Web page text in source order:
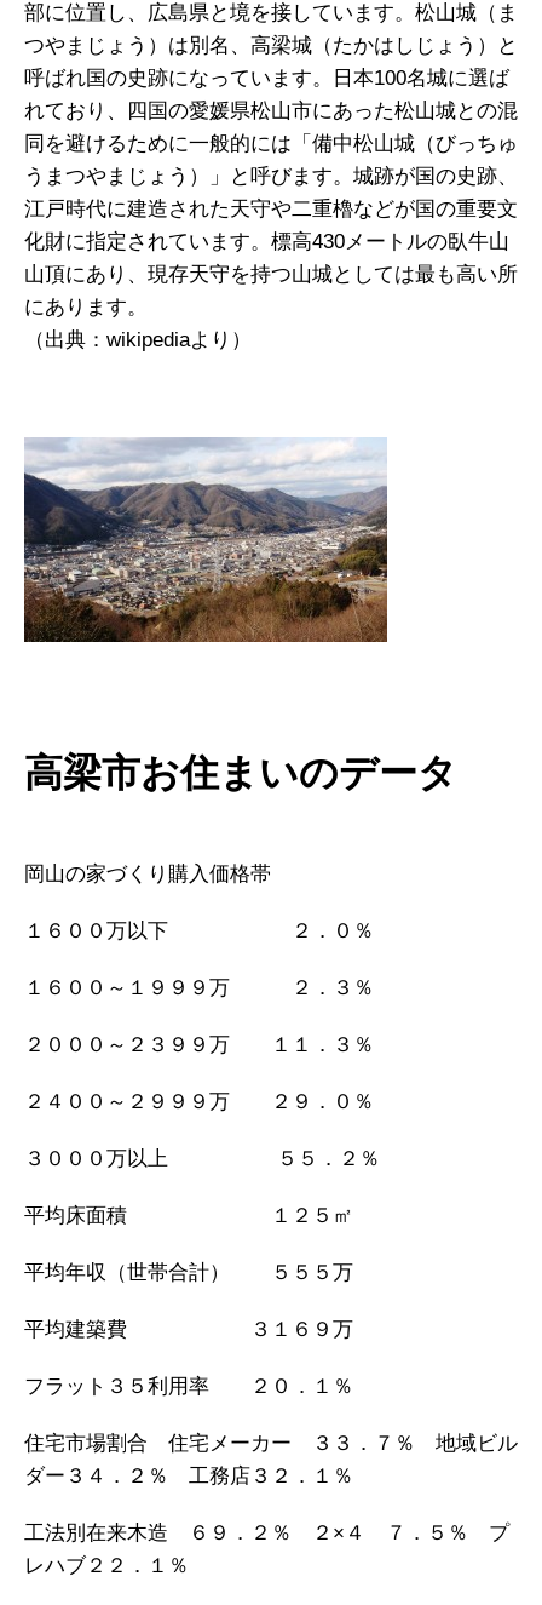
部に位置し、広島県と境を接しています。松山城（ま
つやまじょう）は別名、高梁城（たかはしじょう）と
呼ばれ国の史跡になっています。日本100名城に選ば
れており、四国の愛媛県松山市にあった松山城との混
同を避けるために一般的には「備中松山城（びっちゅ
うまつやまじょう）」と呼びます。城跡が国の史跡、
江戸時代に建造された天守や二重櫓などが国の重要文
化財に指定されています。標高430メートルの臥牛山
山頂にあり、現存天守を持つ山城としては最も高い所
にあります。
（出典：wikipediaより）
高梁市お住まいのデータ
岡山の家づくり購入価格帯
１６００万以下 ２．０％
１６００～１９９９万 ２．３％
２０００～２３９９万 １１．３％
２４００～２９９９万 ２９．０％
３０００万以上 ５５．２％
平均床面積 １２５㎡
平均年収（世帯合計） ５５５万
平均建築費 ３１６９万
フラット３５利用率 ２０．１％
住宅市場割合 住宅メーカー ３３．７％ 地域ビル
ダー３４．２％ 工務店３２．１％
工法別在来木造 ６９．２％ ２×４ ７．５％ プ
レハブ２２．１％